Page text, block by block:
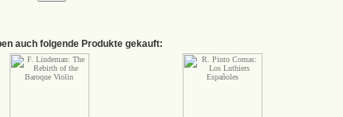
auch folgende Produkte gekauft: